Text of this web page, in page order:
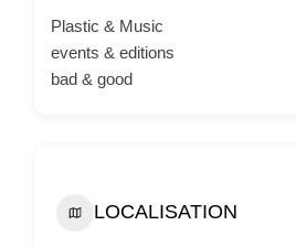
Plastic & Music
events & editions
bad & good
LOCALISATION